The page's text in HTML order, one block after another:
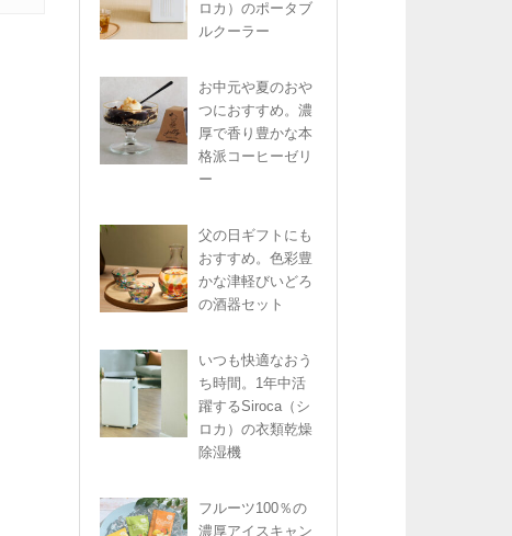
ロカ）のポータブ
ルクーラー
お中元や夏のおや
つにおすすめ。濃
厚で香り豊かな本
格派コーヒーゼリ
ー
父の日ギフトにも
おすすめ。色彩豊
かな津軽びいどろ
の酒器セット
いつも快適なおう
ち時間。1年中活
躍するSiroca（シ
ロカ）の衣類乾燥
除湿機
フルーツ100％の
濃厚アイスキャン